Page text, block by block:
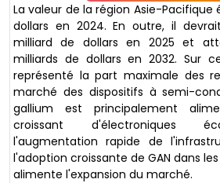
La valeur de la région Asie-Pacifique
dollars en 2024. En outre, il
milliard de dollars en 2025 et
milliards de dollars en 2032. Sur
représenté la part maximale des
marché des dispositifs à semi-
gallium est principalement
croissant d'électroniques
l'augmentation rapide de
l'adoption croissante de GAN dans
alimente l'expansion du marché.